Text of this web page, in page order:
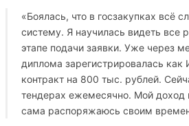
«Боялась, что в госзакупках всё
систему. Я научилась видеть все
этапе подачи заявки. Уже через
диплома зарегистрировалась
контракт на 800 тыс. рублей.
тендерах ежемесячно. Мой доход
сама распоряжаюсь своим